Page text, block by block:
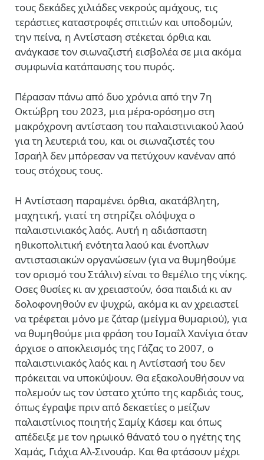
τους δεκάδες χιλιάδες νεκρούς αμάχους, τις
τεράστιες καταστροφές σπιτιών και υποδομών,
την πείνα, η Αντίσταση στέκεται όρθια και
ανάγκασε τον σιωναζιστή εισβολέα σε μια ακόμα
συμφωνία κατάπαυσης του πυρός.
Πέρασαν πάνω από δυο χρόνια από την 7η
Οκτώβρη του 2023, μια μέρα-ορόσημο στη
μακρόχρονη αντίσταση του παλαιστινιακού λαού
για τη λευτεριά του, και οι σιωναζιστές του
Ισραήλ δεν μπόρεσαν να πετύχουν κανέναν από
τους στόχους τους.
Η Αντίσταση παραμένει όρθια, ακατάβλητη,
μαχητική, γιατί τη στηρίζει ολόψυχα ο
παλαιστινιακός λαός. Αυτή η αδιάσπαστη
ηθικοπολιτική ενότητα λαού και ένοπλων
αντιστασιακών οργανώσεων (για να θυμηθούμε
τον ορισμό του Στάλιν) είναι το θεμέλιο της νίκης.
Οσες θυσίες κι αν χρειαστούν, όσα παιδιά κι αν
δολοφονηθούν εν ψυχρώ, ακόμα κι αν χρειαστεί
να τρέφεται μόνο με ζάταρ (μείγμα θυμαριού), για
να θυμηθούμε μια φράση του Ισμαΐλ Χανίγια όταν
άρχισε ο αποκλεισμός της Γάζας το 2007, ο
παλαιστινιακός λαός και η Αντίστασή του δεν
πρόκειται να υποκύψουν. Θα εξακολουθήσουν να
πολεμούν ως τον ύστατο χτύπο της καρδιάς τους,
όπως έγραψε πριν από δεκαετίες ο μείζων
παλαιστίνιος ποιητής Σαμίχ Κάσεμ και όπως
απέδειξε με τον ηρωικό θάνατό του ο ηγέτης της
Χαμάς, Γιάχια Αλ-Σινουάρ. Και θα φτάσουν μέχρι